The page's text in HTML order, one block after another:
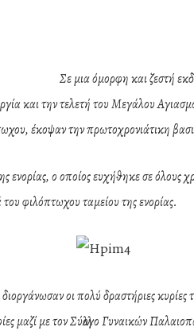
Σε μια όμορφη και ζεστή
και την τελετή του Μεγάλου
έκοψαν την πρωτοχρονιάτικη
ο οποίος ευχήθηκε σε όλους
φιλόπτωχου ταμείου της ενορίας.
οι πολύ δραστήριες κυρίες
μαζί με τον Σύλλογο Γυναικών